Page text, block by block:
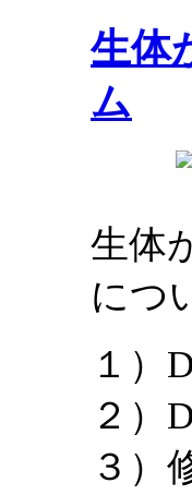
生体
ム
生体
につ
１
２
３